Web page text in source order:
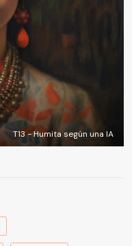
T13 - Humita según una IA